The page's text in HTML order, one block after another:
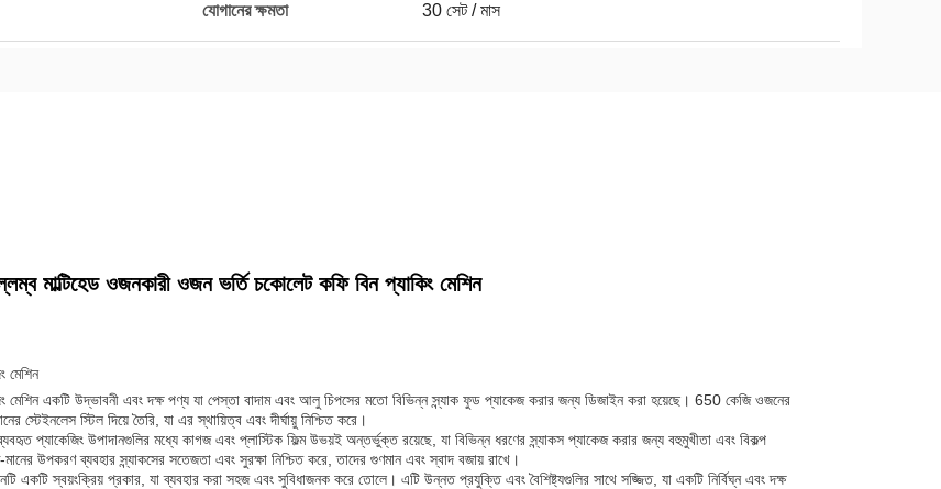
যোগানের ক্ষমতা 30 সেট / মাস
মাল্টিহেড ওজনকারী ওজন ভর্তি চকোলেট কফি বিন প্যাকিং মেশিন
মেশিন
মেশিন একটি উদ্ভাবনী এবং দক্ষ পণ্য যা পেস্তা বাদাম এবং আলু চিপসের মতো বিভিন্ন স্ন্যাক ফুড প্যাকেজ করার জন্য ডিজাইন করা হয়েছে। 650 কেজি ওজনের
স্টেইনলেস স্টিল দিয়ে তৈরি, যা এর স্থায়িত্ব এবং দীর্ঘায়ু নিশ্চিত করে।
প্যাকেজিং উপাদানগুলির মধ্যে কাগজ এবং প্লাস্টিক ফিল্ম উভয়ই অন্তর্ভুক্ত রয়েছে, যা বিভিন্ন ধরণের স্ন্যাকস প্যাকেজ করার জন্য বহুমুখীতা এবং বিকল্প
উপকরণ ব্যবহার স্ন্যাকসের সতেজতা এবং সুরক্ষা নিশ্চিত করে, তাদের গুণমান এবং স্বাদ বজায় রাখে।
একটি স্বয়ংক্রিয় প্রকার, যা ব্যবহার করা সহজ এবং সুবিধাজনক করে তোলে। এটি উন্নত প্রযুক্তি এবং বৈশিষ্ট্যগুলির সাথে সজ্জিত, যা একটি নির্বিঘ্ন এবং দক্ষ